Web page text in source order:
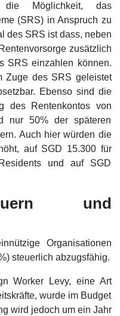
die Möglichkeit, das
(SRS) in Anspruch zu
des SRS ist dass, neben
zusätzlich
SRS einzahlen können.
Zuge des SRS geleistet
Ebenso sind die
des Rentenkontos von
nur 50% der späteren
Auch hier würden die
auf SGD 15.300 für
und auf SGD
und
Organisationen
steuerlich abzugsfähig.
Worker Levy, eine Art
wurde im Budget
wird jedoch um ein Jahr